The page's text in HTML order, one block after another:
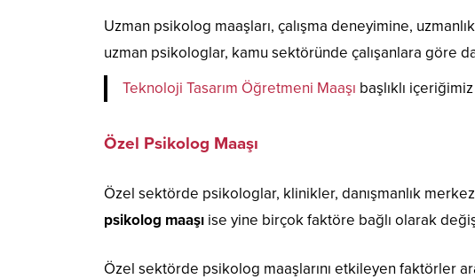
Uzman psikolog maaşları, çalışma deneyimine,
uzman psikologlar, kamu sektöründe çalışanlara göre
Teknoloji Tasarım Öğretmeni Maaşı başlıklı
Özel Psikolog Maaşı
Özel sektörde psikologlar, klinikler, danışmanlık
psikolog maaşı ise yine birçok faktöre bağlı olarak
Özel sektörde psikolog maaşlarını etkileyen faktörler